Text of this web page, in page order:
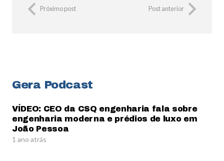
Próximo post Post anterior
Gera Podcast
VÍDEO: CEO da CSQ engenharia fala sobre
engenharia moderna e prédios de luxo em
João Pessoa
1 ano atrás